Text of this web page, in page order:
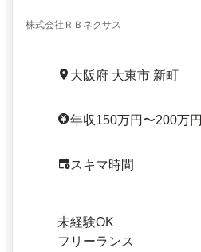
株式会社ＲＢネクサス
大阪府 大東市 新町
年収150万円〜200万円
スキマ時間
未経験OK
フリーランス